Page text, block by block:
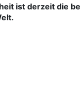
ist derzeit die